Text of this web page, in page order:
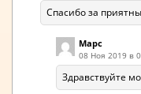
Спасибо за
Марс
08 Ноя 2019 в
Здравствуйте